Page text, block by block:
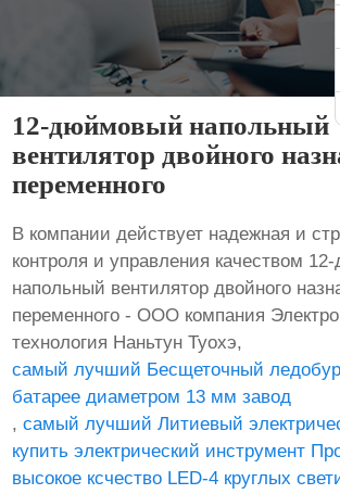
12-дюймовый напольный
вентилятор двойного
переменного
В компании действует надежная и
контроля и управления качеством
напольный вентилятор двойного
переменного - ООО компания
технология Наньтун Туохэ,
самый лучший Бесщеточный
батарее диаметром 13 мм завод
,самый лучший Литиевый
купить электрический инструмент
высокое ксчество LED-4 круглых